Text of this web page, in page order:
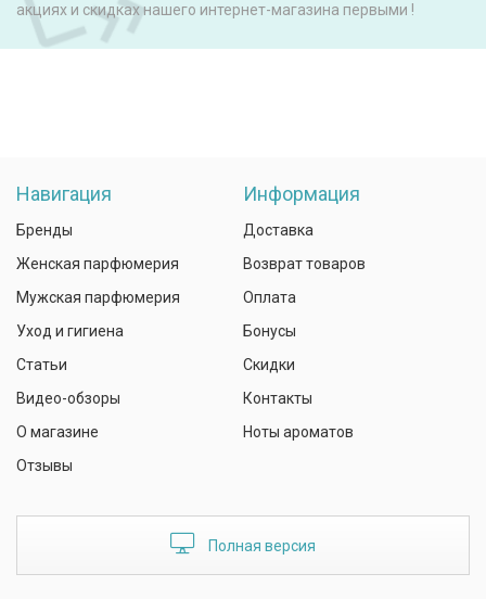
акциях и скидках нашего интернет-магазина первыми !
Навигация
Бренды
Женская парфюмерия
Мужская парфюмерия
Уход и гигиена
Статьи
Видео-обзоры
О магазине
Отзывы
Информация
Доставка
Возврат товаров
Оплата
Бонусы
Скидки
Контакты
Ноты ароматов
Полная версия